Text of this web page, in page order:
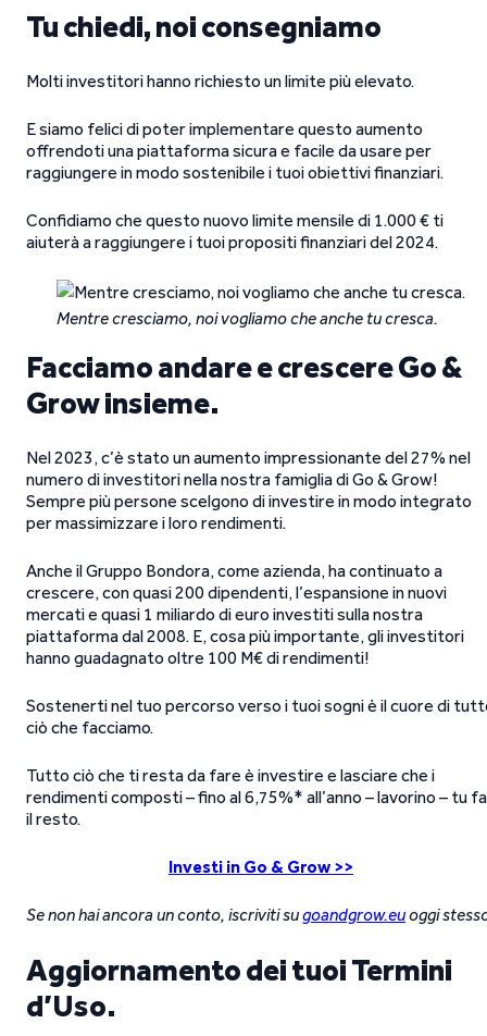
Tu chiedi, noi consegniamo
Molti investitori hanno richiesto un limite più elevato.
E siamo felici di poter implementare questo aumento
offrendoti una piattaforma sicura e facile da usare per
raggiungere in modo sostenibile i tuoi obiettivi finanziari.
Confidiamo che questo nuovo limite mensile di 1.000 € ti
aiuterà a raggiungere i tuoi propositi finanziari del 2024.
Mentre cresciamo, noi vogliamo che anche tu cresca.
Facciamo andare e crescere Go &
Grow insieme.
Nel 2023, c’è stato un aumento impressionante del 27% nel
numero di investitori nella nostra famiglia di Go & Grow!
Sempre più persone scelgono di investire in modo integrato
per massimizzare i loro rendimenti.
Anche il Gruppo Bondora, come azienda, ha continuato a
crescere, con quasi 200 dipendenti, l’espansione in nuovi
mercati e quasi 1 miliardo di euro investiti sulla nostra
piattaforma dal 2008. E, cosa più importante, gli investitori
hanno guadagnato oltre 100 M€ di rendimenti!
Sostenerti nel tuo percorso verso i tuoi sogni è il cuore di
ciò che facciamo.
Tutto ciò che ti resta da fare è investire e lasciare che i
rendimenti composti – fino al 6,75%* all’anno – lavorino – tu
il resto.
Investi in Go & Grow >>
Se non hai ancora un conto, iscriviti sugoandgrow.euoggi
Aggiornamento dei tuoi Termini
d’Uso.